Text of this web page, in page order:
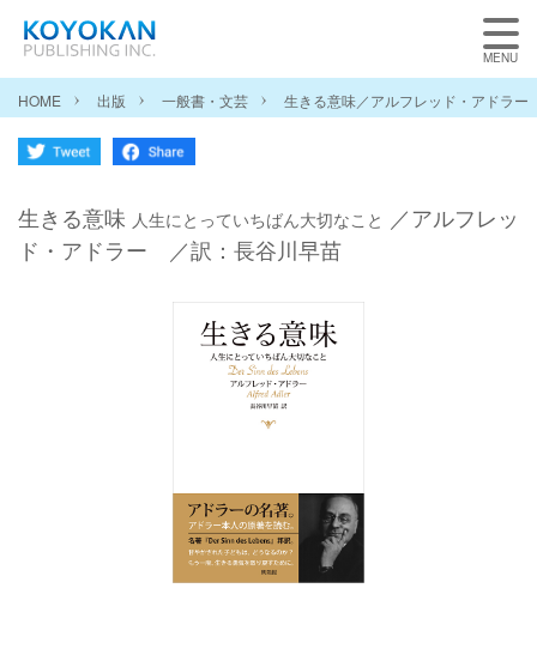
HOME 出版 一般書・文芸 生きる意味／アルフレッド・アドラー
生きる意味 人生にとっていちばん大切なこと ／アルフレッ
ド・アドラー ／訳：長谷川早苗